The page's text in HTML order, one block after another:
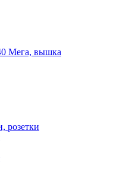
Мега, вышка
розетки